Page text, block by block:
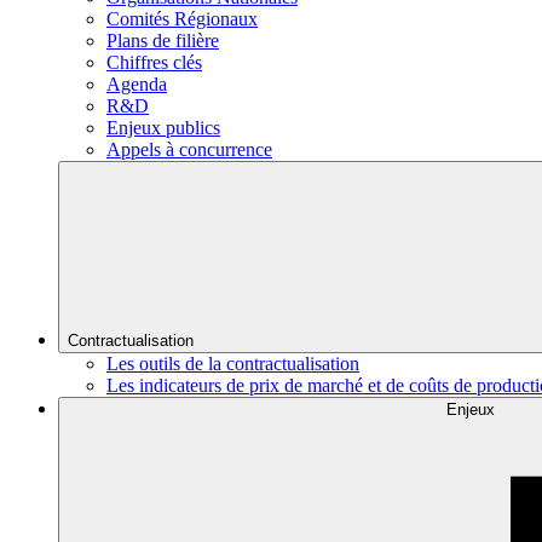
Comités Régionaux
Plans de filière
Chiffres clés
Agenda
R&D
Enjeux publics
Appels à concurrence
Contractualisation
Les outils de la contractualisation
Les indicateurs de prix de marché et de coûts de
Enjeux